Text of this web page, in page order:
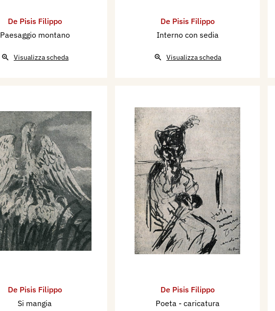
De Pisis Filippo
Paesaggio montano
Visualizza scheda
De Pisis Filippo
Interno con sedia
Visualizza scheda
De Pisis Filippo
Si mangia
De Pisis Filippo
Poeta - caricatura